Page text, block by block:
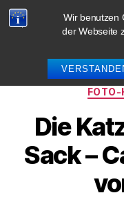
Wir benutzen
der Webseite
FOTO-
Die
Sack –